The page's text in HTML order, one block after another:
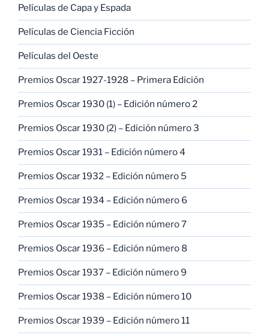
Películas de Capa y Espada
Películas de Ciencia Ficción
Películas del Oeste
Premios Oscar 1927-1928 – Primera Edición
Premios Oscar 1930 (1) – Edición número 2
Premios Oscar 1930 (2) – Edición número 3
Premios Oscar 1931 – Edición número 4
Premios Oscar 1932 – Edición número 5
Premios Oscar 1934 – Edición número 6
Premios Oscar 1935 – Edición número 7
Premios Oscar 1936 – Edición número 8
Premios Oscar 1937 – Edición número 9
Premios Oscar 1938 – Edición número 10
Premios Oscar 1939 – Edición número 11